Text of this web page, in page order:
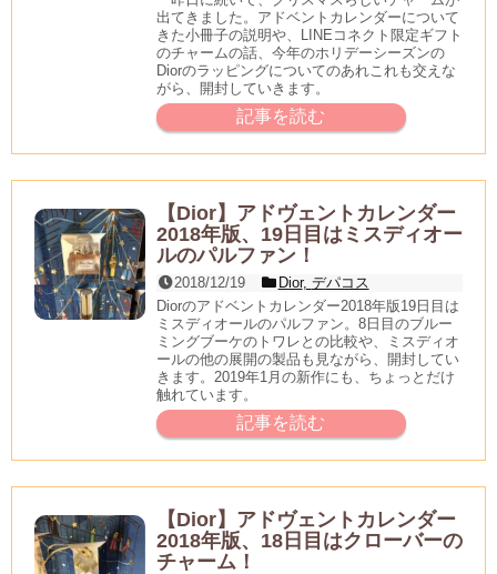
出てきました。アドベントカレンダーについて
きた小冊子の説明や、LINEコネクト限定ギフト
のチャームの話、今年のホリデーシーズンの
Diorのラッピングについてのあれこれも交えな
がら、開封していきます。
記事を読む
【Dior】アドヴェントカレンダー
2018年版、19日目はミスディオー
ルのパルファン！
2018/12/19 Dior, デパコス
Diorのアドベントカレンダー2018年版19日目は
ミスディオールのパルファン。8日目のブルー
ミングブーケのトワレとの比較や、ミスディオ
ールの他の展開の製品も見ながら、開封してい
きます。2019年1月の新作にも、ちょっとだけ
触れています。
記事を読む
【Dior】アドヴェントカレンダー
2018年版、18日目はクローバーの
チャーム！